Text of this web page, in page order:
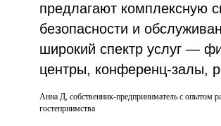
предлагают комплексную
безопасности и
широкий спектр услуг —
центры, конференц-залы,
Анна Д, собственник-предприниматель с опытом
гостеприимства